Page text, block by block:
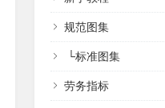
规范图集
└标准图集
劳务指标